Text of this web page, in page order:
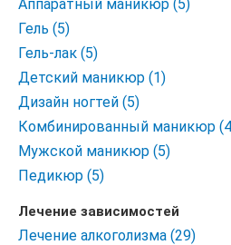
Аппаратный маникюр (5)
Гель (5)
Гель-лак (5)
Детский маникюр (1)
Дизайн ногтей (5)
Комбинированный маникюр
Мужской маникюр (5)
Педикюр (5)
Лечение зависимостей
Лечение алкоголизма (29)